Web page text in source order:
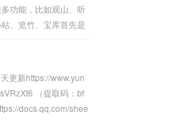
功能，比如观山、听
、览竹、宝库首先是
姐姐壁纸，还有UnS
还可以一键设置成壁
听雨板块，其实就是
太极只能简单播放，
更新https://www.yun
（提取码：bf
docs.qq.com/shee